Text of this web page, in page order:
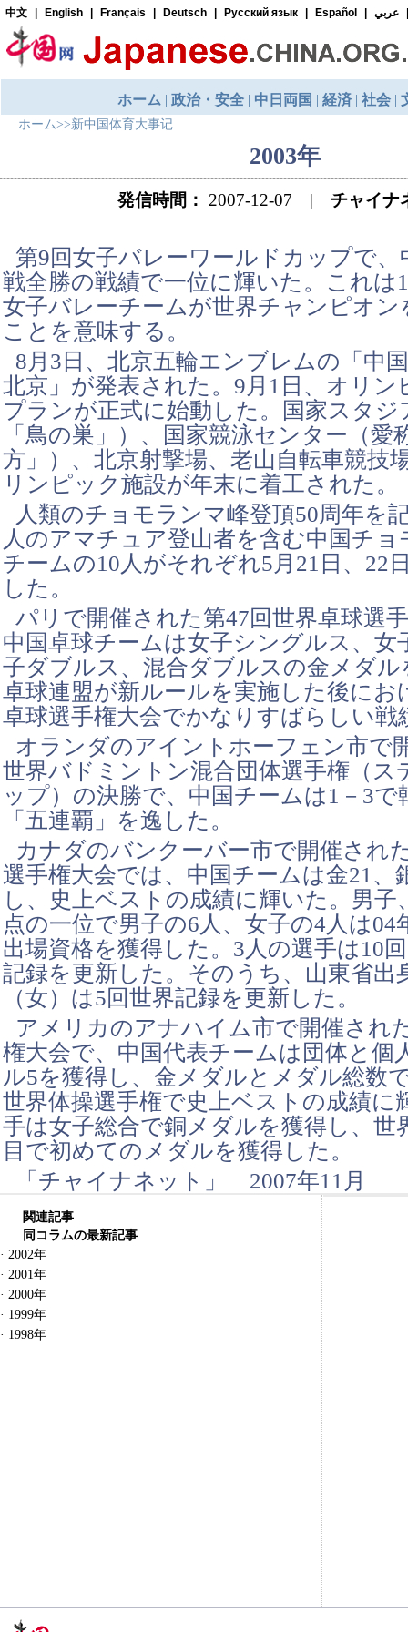
ホーム>>新中国体育大事记
2003年
発信時間： 2007-12-07 | チャイナ
第9回女子バレーワールドカップで、
戦全勝の戦績で一位に輝いた。これは
女子バレーチームが世界チャンピオン
ことを意味する。
8月3日、北京五輪エンブレムの「中
北京」が発表された。9月1日、オリン
プランが正式に始動した。国家スタジ
「鳥の巣」）、国家競泳センター（愛
方」）、北京射撃場、老山自転車競技
リンピック施設が年末に着工された。
人類のチョモランマ峰登頂50周年を
人のアマチュア登山者を含む中国チ
チームの10人がそれぞれ5月21日、22
した。
パリで開催された第47回世界卓球選
中国卓球チームは女子シングルス、女
子ダブルス、混合ダブルスの金メダル
卓球連盟が新ルールを実施した後にお
卓球選手権大会でかなりすばらしい戦
オランダのアイントホーフェン市で
世界バドミントン混合団体選手権（ス
ップ）の決勝で、中国チームは1－3で
「五連覇」を逸した。
カナダのバンクーバー市で開催され
選手権大会では、中国チームは金21、
し、史上ベストの成績に輝いた。男子
点の一位で男子の6人、女子の4人は04
出場資格を獲得した。3人の選手は10
記録を更新した。そのうち、山東省出
（女）は5回世界記録を更新した。
アメリカのアナハイム市で開催され
権大会で、中国代表チームは団体と個
ル5を獲得し、金メダルとメダル総数
世界体操選手権で史上ベストの成績に
手は女子総合で銅メダルを獲得し、世
目で初めてのメダルを獲得した。
「チャイナネット」 2007年11月
関連記事
同コラムの最新記事
· 2002年
· 2001年
· 2000年
· 1999年
· 1998年